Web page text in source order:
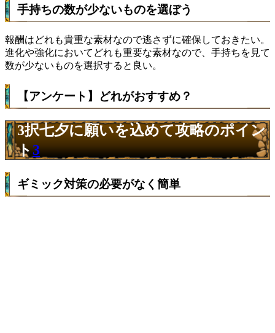
手持ちの数が少ないものを選ぼう
報酬はどれも貴重な素材なので逃さずに確保しておきたい。
進化や強化においてどれも重要な素材なので、手持ちを見て
数が少ないものを選択すると良い。
【アンケート】どれがおすすめ？
3択七夕に願いを込めて攻略のポイン
ト3
ギミック対策の必要がなく簡単